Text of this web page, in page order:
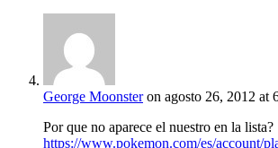
George Moonster on agosto 26, 2012 at
Por que no aparece el nuestro en la lista?
https://www.pokemon.com/es/account/